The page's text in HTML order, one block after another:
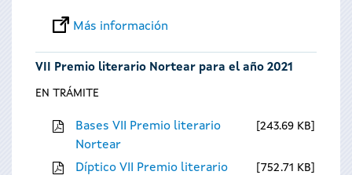
Más información
VII Premio literario Nortear para el año 2021
EN TRÁMITE
Bases VII Premio literario
Nortear
243.69 KB
Díptico VII Premio literario
752.71 KB